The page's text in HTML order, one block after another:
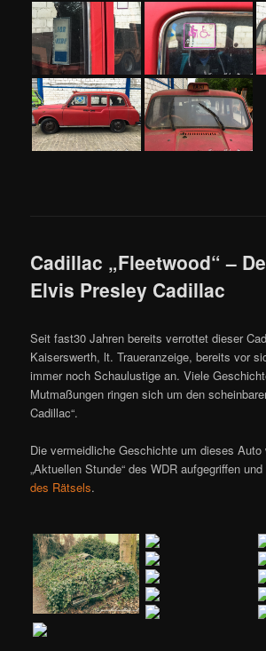
Cadillac „Fleetwood“ –
Elvis Presley Cadillac
Seit fast30 Jahren bereits verrottet dieser
Kaiserswerth, lt. Traueranzeige, bereits vor
immer noch Schaulustige an. Viele
Mutmaßungen ringen sich um den
Cadillac“.
Die vermeidliche Geschichte um dieses Auto
„Aktuellen Stunde“ des WDR aufgegriffen
des Rätsels.